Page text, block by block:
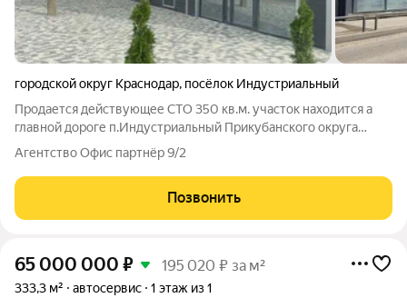
городской округ Краснодар, посёлок Индустриальный
Продается действующее СТО 350 кв.м. участок находится а
главной дороге п.Индустриальный Прикубанского округа
города Краснодара. Земельный участок в собственности 5
соток, фасад 30 м. НАЗНАЧЕНИЕ ЗЕМЕЛЬНОГО УЧАСТКА-
РЕМОНТ АВТОМОБИЛЕЙ. Имеется
Агентство Офис партнёр 9/2
Позвонить
65 000 000 ₽ 195 020 ₽ за м²
333,3 м² автосервис 1 этаж из 1